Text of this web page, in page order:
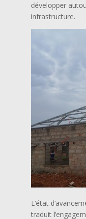
développer
infrastructure.
L’état
traduit